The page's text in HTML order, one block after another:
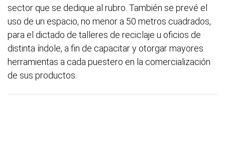
sector que se dedique al rubro. También se prevé el
uso de un espacio, no menor a 50 metros cuadrados,
para el dictado de talleres de reciclaje u oficios de
distinta índole, a fin de capacitar y otorgar mayores
herramientas a cada puestero en la comercialización
de sus productos.